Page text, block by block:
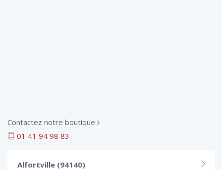
Contactez notre boutique
01 41 94 98 83
Alfortville (94140)